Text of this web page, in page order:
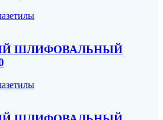
ШЛИФОВАЛЬНЫЙ